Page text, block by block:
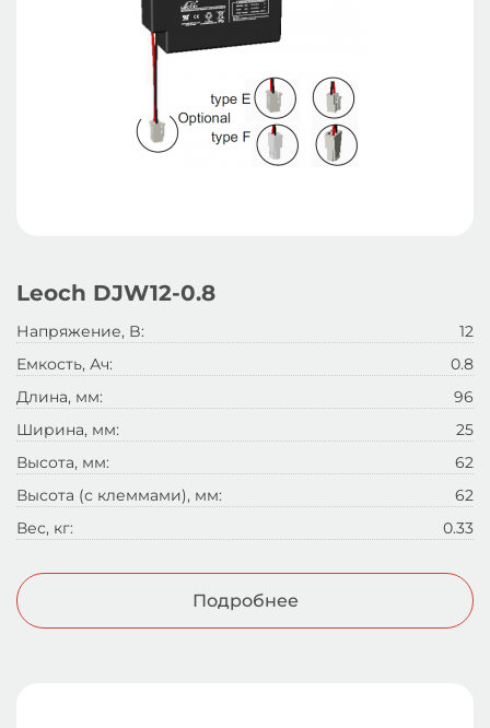
Leoch DJW12-0.8
Напряжение, B:
12
Емкость, Ач:
0.8
Длина, мм:
96
Ширина, мм:
25
Высота, мм:
62
Высота (с клеммами), мм:
62
Вес, кг:
0.33
Подробнее